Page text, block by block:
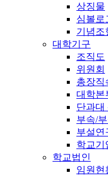
상징물
심볼로
기념조
대학기구
조직도
위원회
총장직
대학본
단과대
부속/
부설연
학교기
학교법인
임원현